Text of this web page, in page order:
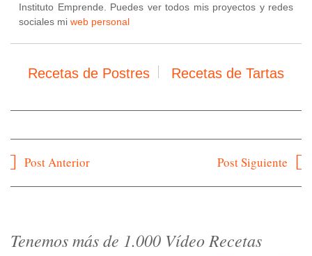
Instituto Emprende. Puedes ver todos mis proyectos y redes
sociales mi web personal
Recetas de Postres Recetas de Tartas
Navegación
Post Anterior Post Siguiente
Tenemos más de 1.000 Vídeo Recetas